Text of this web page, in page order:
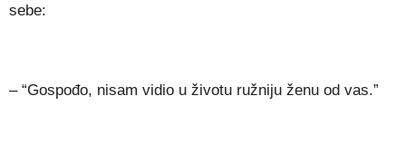
sebe:
– “Gospođo, nisam vidio u životu ružniju ženu od vas.”